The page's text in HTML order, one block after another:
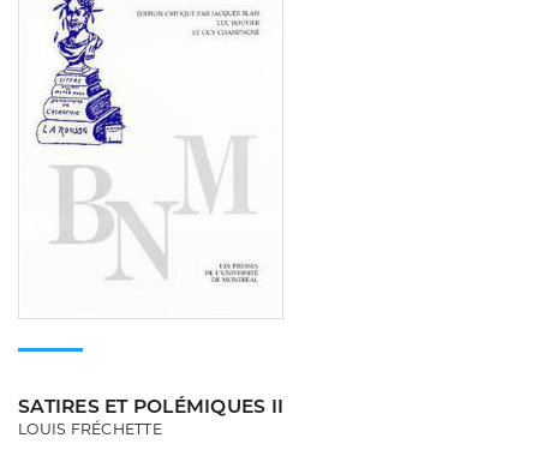
SATIRES ET POLÉMIQUES II
LOUIS FRÉCHETTE